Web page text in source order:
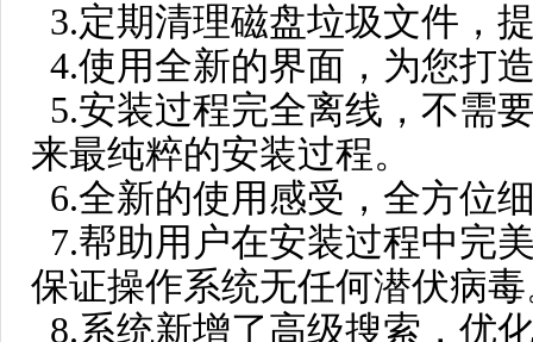
3.定期清理磁盘垃圾文件，
4.使用全新的界面，为您打
5.安装过程完全离线，不需
来最纯粹的安装过程。
6.全新的使用感受，全方位
7.帮助用户在安装过程中完
保证操作系统无任何潜伏病
8.系统新增了高级搜索，优